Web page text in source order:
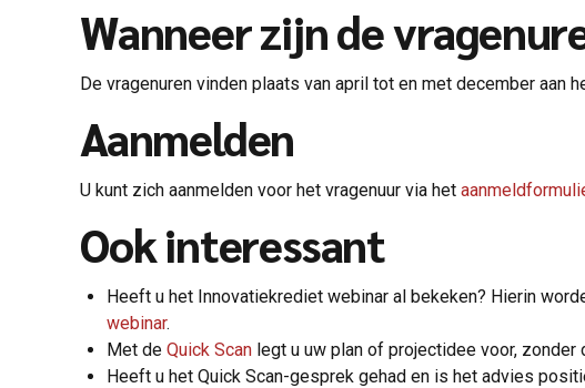
Wanneer zijn de
De vragenuren vinden plaats van april tot en met december aan
Aanmelden
U kunt zich aanmelden voor het vragenuur via het
Ook interessant
Heeft u het Innovatiekrediet webinar al bekeken? Hierin
webinar.
Met de Quick Scan legt u uw plan of projectidee voor,
Heeft u het Quick Scan-gesprek gehad en is het advies